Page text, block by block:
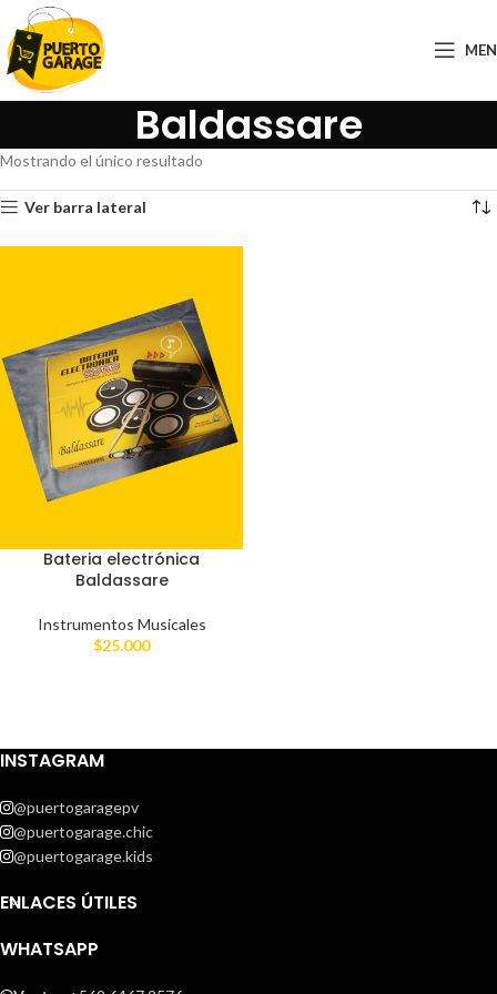
Baldassare
Mostrando el único resultado
Ver barra lateral
Bateria electrónica
Baldassare
Instrumentos Musicales
$25.000
INSTAGRAM
@puertogaragepv
@puertogarage.chic
@puertogarage.kids
ENLACES ÚTILES
WHATSAPP